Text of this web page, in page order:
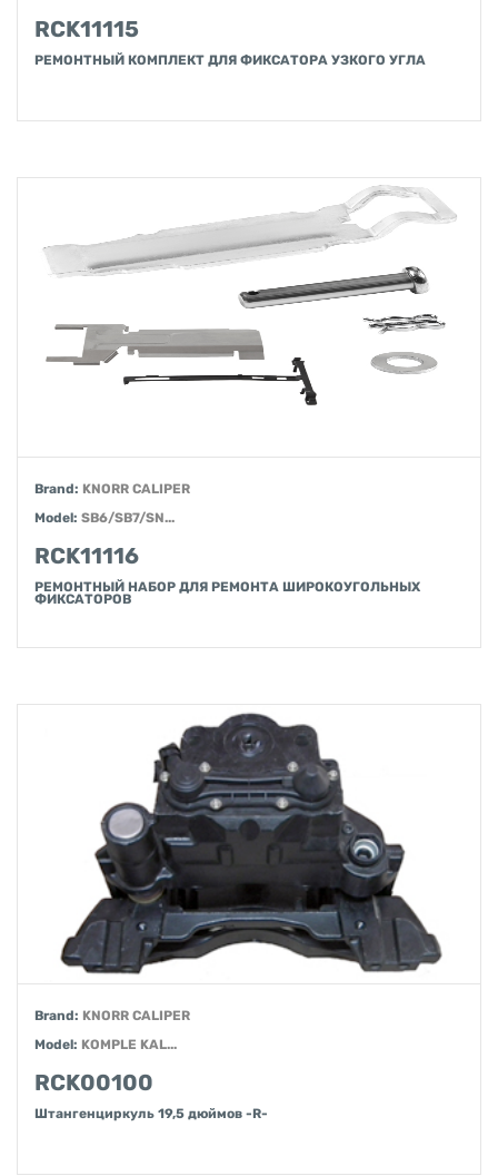
RCK11115
РЕМОНТНЫЙ КОМПЛЕКТ ДЛЯ ФИКСАТОРА УЗКОГО УГЛА
Brand: KNORR CALIPER
Model: SB6/SB7/SN...
RCK11116
РЕМОНТНЫЙ НАБОР ДЛЯ РЕМОНТА ШИРОКОУГОЛЬНЫХ
ФИКСАТОРОВ
Brand: KNORR CALIPER
Model: KOMPLE KAL...
RCK00100
Штангенциркуль 19,5 дюймов -R-